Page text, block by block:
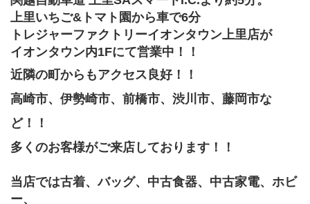
上里いちご&トマト園から車で6分
トレジャーファクトリーイオンタウン上里店が
イオンタウン内1Fにて営業中！！
近隣の町からもアクセス良好！！
高崎市、伊勢崎市、前橋市、渋川市、藤岡市な
ど！！
多くのお客様がご来店しております！！
当店では古着、バッグ、中古食器、中古家電、﻿ホビ
ー、